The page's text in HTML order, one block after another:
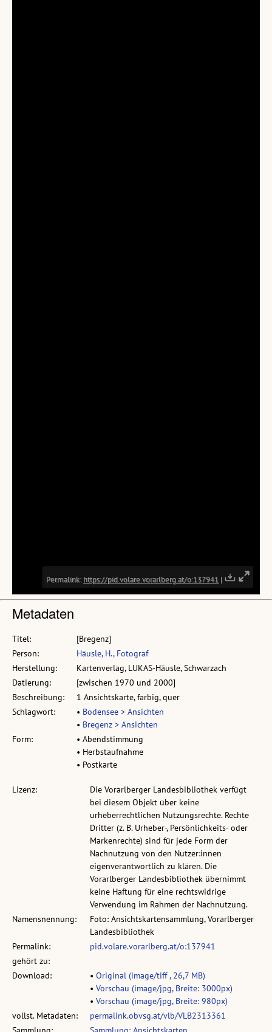
Metadaten
Titel:
[Bregenz]
Person:
Häusle, H., Fotograf
Herstellung:
Kartenverlag, LUKAS-Häusle, Schwarzach
Datierung:
[zwischen 1970 und 2000]
Beschreibung:
1 Ansichtskarte, farbig, quer
Schlagwort:
• Bodensee > Ansichten
• Bregenz > Ansichten
Form:
• Abendstimmung
• Herbstaufnahme
• Postkarte
Lizenz:
Die Vorarlberger Landesbibliothek verfügt
bei diesem Objekt über keine
urheberrechtlichen Nutzungsrechte. Rechte
Dritter (z. B. Urheber-, Persönlichkeits- oder
Markenrechte) sind für jede Form der
Nachnutzung von den Nutzer:innen
eigenverantwortlich zu klären. Die
Vorarlberger Landesbibliothek übernimmt
keine Haftung für eine rechtswidrige
Verwendung im Rahmen der Nachnutzung.
Namensnennung:
Foto: Ansichtskartensammlung, Vorarlberger
Landesbibliothek
Permalink:
pid.volare.vorarlberg.at/o:137941
gehört zu:
Download:
• Original (image/tiff , 26,7 MB)
• Vorschau (image/jpg, Breite: 3000px)
• Vorschau (image/jpg, Breite: 980px)
vollst. Metadaten:
permalink.obvsg.at/vlb/VLB2313361